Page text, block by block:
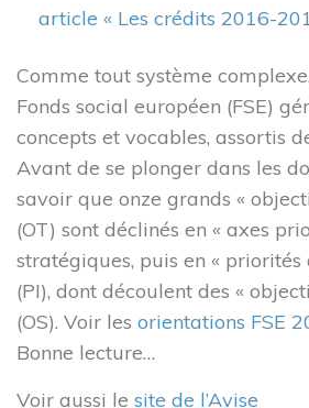
article « Les crédits 2016-
Comme tout système
Fonds social européen (FSE)
concepts et vocables, assortis
Avant de se plonger dans les
savoir que onze grands «
(OT) sont déclinés en « axes
stratégiques, puis en « priorités
(PI), dont découlent des «
(OS). Voir les orientations FSE
Bonne lecture…
Voir aussi le site de l’Avise
3 rue de Vincennes,
93100 Montreuil
contact@cressidf.org